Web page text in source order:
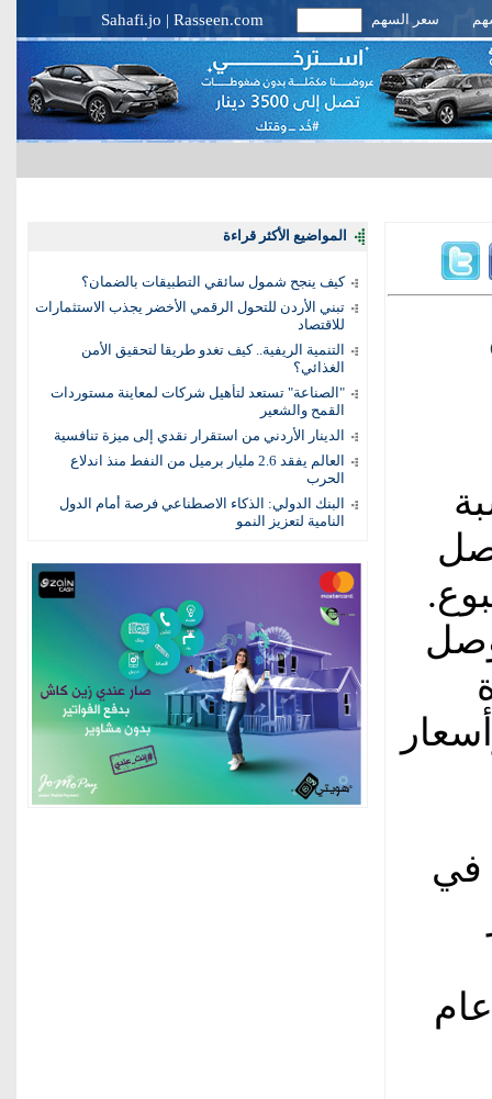
سعر السهم Sahafi.jo | Rasseen.com
المواضيع الأكثر قراءة
كيف ينجح شمول سائقي التطبيقات بالضمان؟
تبني الأردن للتحول الرقمي الأخضر يجذب الاستثمارات
للاقتصاد
التنمية الريفية.. كيف تغدو طريقا لتحقيق الأمن
الغذائي؟
"الصناعة" تستعد لتأهيل شركات لمعاينة مستوردات
القمح والشعير
الدينار الأردني من استقرار نقدي إلى ميزة تنافسية
العالم يفقد 2.6 مليار برميل من النفط منذ اندلاع
الحرب
البنك الدولي: الذكاء الاصطناعي فرصة أمام الدول
النامية لتعزيز النمو
في